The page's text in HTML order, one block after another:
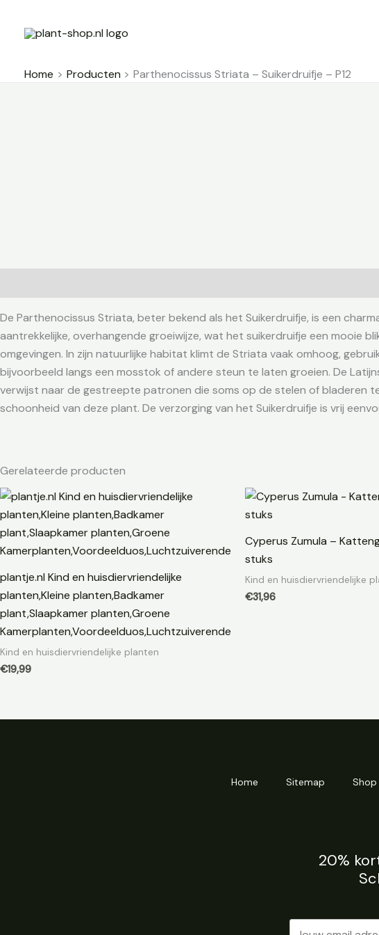
Home Producten
Parthenocissus Striata – Suikerdruifje – P12
De Parthenocissus Striata, beter bekend als het Suikerdruifje, is een
aantrekkelijke, overhangende groeiwijze, wat het suikerdruifje een mooie
omgevingen. In zijn natuurlijke habitat klimt de Striata vaak omhoog,
bijvoorbeeld langs een mosstok of andere steun te laten groeien. De
verwijst naar de gestreepte patronen die soms op de stelen of bladeren
schoonheid van deze plant. De verzorging van het Suikerdruifje is vrij
Gerelateerde producten
plantje.nl Kind en huisdiervriendelijke
planten,Kleine planten,Badkamer
plant,Slaapkamer planten,Groene
Kamerplanten,Voordeelduos,Luchtzuiverende
Kind en huisdiervriendelijke planten
€19,99
Cyperus Zumula –
stuks
Kind en huisdiervriendelijke
€31,96
Home Sitemap Shop
20%